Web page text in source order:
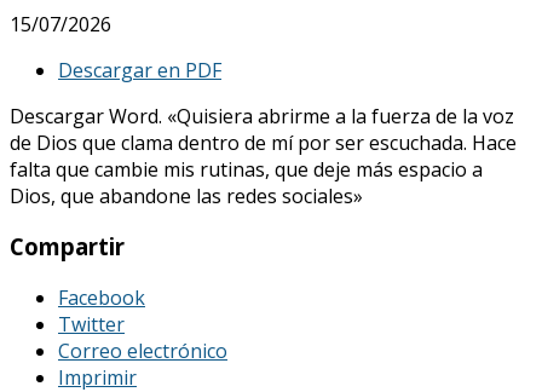
15/07/2026
Descargar en PDF
Descargar Word. «Quisiera abrirme a la fuerza de la voz
de Dios que clama dentro de mí por ser escuchada. Hace
falta que cambie mis rutinas, que deje más espacio a
Dios, que abandone las redes sociales»
Compartir
Facebook
Twitter
Correo electrónico
Imprimir